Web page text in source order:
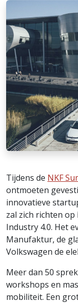
Tijdens de NKF
ontmoeten
innovatieve
zal zich richten
Industry 4.0. Het
Manufaktur, de
Volkswagen de
Meer dan 50
workshops en
mobiliteit. Een